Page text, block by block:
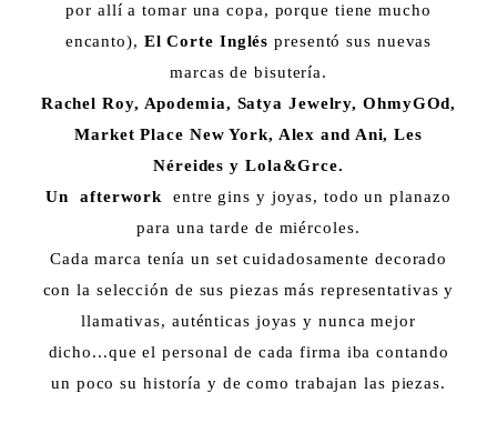
por allí a tomar una copa, porque tiene mucho
encanto), El Corte Inglés presentó sus nuevas
marcas de bisutería.
Rachel Roy, Apodemia, Satya Jewelry, OhmyGOd,
Market Place New York, Alex and Ani, Les
Néreides y Lola&Grce.
Un afterwork
entre gins y joyas, todo un planazo
para una tarde de miércoles.
Cada marca tenía un set cuidadosamente decorado
con la selección de sus piezas más representativas y
llamativas, auténticas joyas y nunca mejor
dicho...que el personal de cada firma iba contando
un poco su historía y de como trabajan las piezas.